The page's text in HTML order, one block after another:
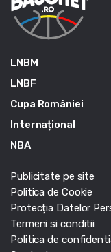
LNBM
LNBF
Cupa României
Internațional
NBA
Publicitate pe site
Politica de Cookie
Protecția Datelor
Termeni si conditii
Politica de